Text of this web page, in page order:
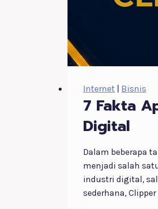
Internet Bisnis
7 Fakta
Digital
Dalam beberapa
menjadi salah
industri digital,
sederhana,